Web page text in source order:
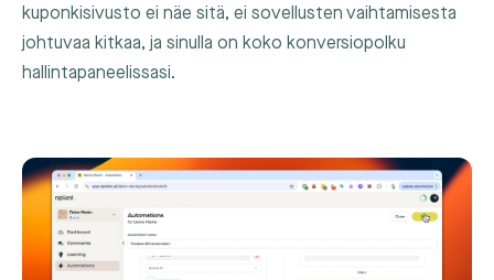
kuponkisivusto ei näe sitä, ei sovellusten vaihtamisesta
johtuvaa kitkaa, ja sinulla on koko konversiopolku
hallintapaneelissasi.